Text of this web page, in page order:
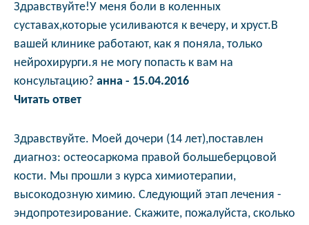
Здравствуйте!У меня боли в коленных
суставах,которые усиливаются к вечеру, и хруст.В
вашей клинике работают, как я поняла, только
нейрохирурги.я не могу попасть к вам на
консультацию? анна - 15.04.2016
Читать ответ
Здравствуйте. Моей дочери (14 лет),поставлен
диагноз: остеосаркома правой большеберцовой
кости. Мы прошли з курса химиотерапии,
высокодозную химию. Следующий этап лечения -
эндопротезирование. Скажите, пожалуйста, сколько